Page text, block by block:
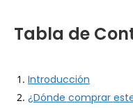
Tabla de
Introducción
¿Dónde comprar